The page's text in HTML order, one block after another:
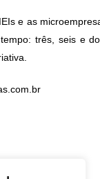
e as
três, seis e